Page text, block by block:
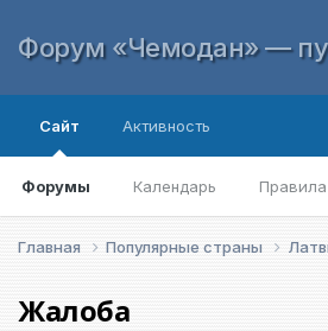
Форум «Чемодан» —
Сайт
Форумы Календарь Правила
Активность
Главная Популярные страны
Жалоба